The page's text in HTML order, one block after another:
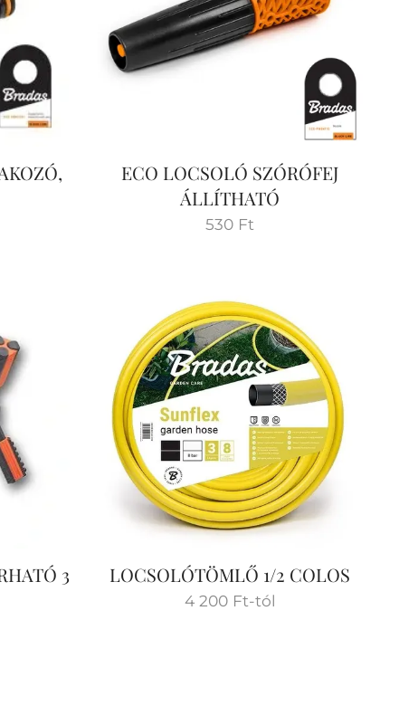
ECO LOCSOLÓ SZÓRÓFEJ
ÁLLÍTHATÓ
530 Ft
3
LOCSOLÓTÖMLŐ 1/2 COLOS
4 200Ft-tól